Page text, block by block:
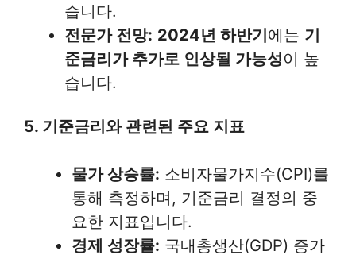
습니다.
전문가 전망: 2024년 하반기에는 기
준금리가 추가로 인상될 가능성이 높
습니다.
5. 기준금리와 관련된 주요 지표
물가 상승률: 소비자물가지수(CPI)를
통해 측정하며, 기준금리 결정의 중
요한 지표입니다.
경제 성장률: 국내총생산(GDP) 증가